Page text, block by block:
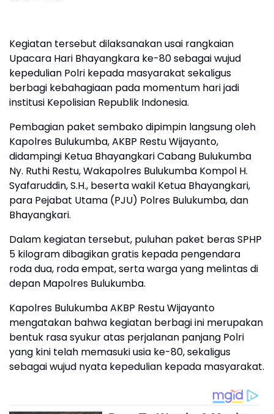
Kegiatan tersebut dilaksanakan usai rangkaian
Upacara Hari Bhayangkara ke-80 sebagai wujud
kepedulian Polri kepada masyarakat sekaligus
berbagi kebahagiaan pada momentum hari jadi
institusi Kepolisian Republik Indonesia.
Pembagian paket sembako dipimpin langsung oleh
Kapolres Bulukumba, AKBP Restu Wijayanto,
didampingi Ketua Bhayangkari Cabang Bulukumba
Ny. Ruthi Restu, Wakapolres Bulukumba Kompol H.
Syafaruddin, S.H., beserta wakil Ketua Bhayangkari,
para Pejabat Utama (PJU) Polres Bulukumba, dan
Bhayangkari.
Dalam kegiatan tersebut, puluhan paket beras SPHP
5 kilogram dibagikan gratis kepada pengendara
roda dua, roda empat, serta warga yang melintas di
depan Mapolres Bulukumba.
Kapolres Bulukumba AKBP Restu Wijayanto
mengatakan bahwa kegiatan berbagi ini merupakan
bentuk rasa syukur atas perjalanan panjang Polri
yang kini telah memasuki usia ke-80, sekaligus
sebagai wujud nyata kepedulian kepada masyarakat.